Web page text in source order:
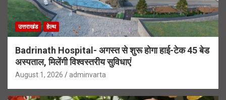
उत्तराखंड हेल्थ
Badrinath Hospital- अगस्त से शुरू होगा हाई-टेक 45 बेड
अस्पताल, मिलेंगी विश्वस्तरीय सुविधाएं
August 1, 2026 adminvarta